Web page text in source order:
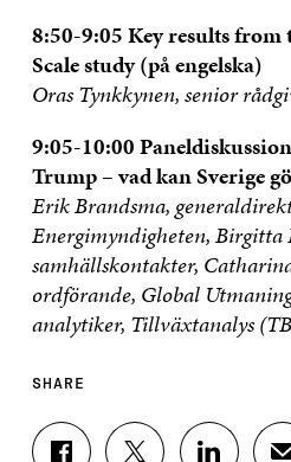
8:50-9:05 Key results from
Scale study (på engelska)
Oras Tynkkynen, senior
9:05-10:00
Trump–vad kan Sverige
Erik Brandsma,
Energimyndigheten, Birgitta
samhällskontakter,
ordförande, Global
analytiker, Tillväxtanalys
SHARE